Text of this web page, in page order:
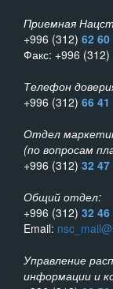
Приемная
+996 (312) 62 60
Факс: +996 (312)
Телефон
+996 (312) 66 41
Отдел
(по вопросам
+996 (312) 32 47
Общий отдел:
+996 (312) 32 46
Email:
Управление
информации и